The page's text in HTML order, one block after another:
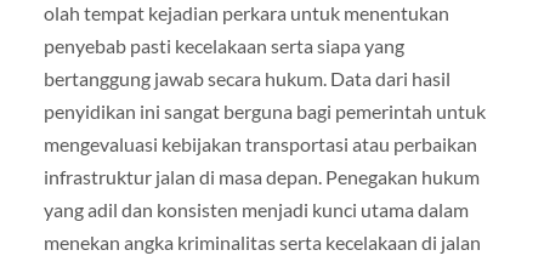
olah tempat kejadian perkara untuk menentukan
penyebab pasti kecelakaan serta siapa yang
bertanggung jawab secara hukum. Data dari hasil
penyidikan ini sangat berguna bagi pemerintah untuk
mengevaluasi kebijakan transportasi atau perbaikan
infrastruktur jalan di masa depan. Penegakan hukum
yang adil dan konsisten menjadi kunci utama dalam
menekan angka kriminalitas serta kecelakaan di jalan